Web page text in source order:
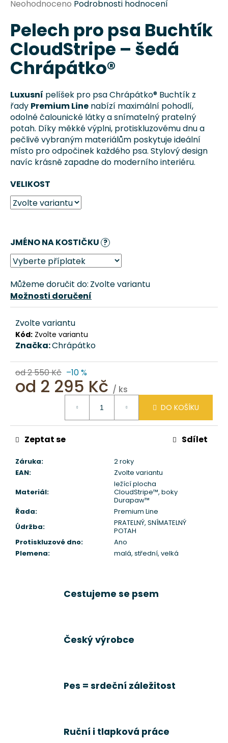
Průměrné
produktu
je
0,0
5
Neohodnoceno Podrobnosti hodnocení
Pelech pro psa Buchtík
CloudStripe – šedá
Chrápátko®
Luxusní pelíšek pro psa Chrápátko® Buchtík z
řady Premium Line nabízí maximální pohodlí,
odolné čalounické látky a snímatelný pratelný
potah. Díky měkké výplni, protiskluzovému dnu a
pečlivě vybraným materiálům poskytuje ideální
místo pro odpočinek každého psa. Stylový design
navíc krásně zapadne do moderního interiéru.
VELIKOST
JMÉNO NA KOSTIČKU ?
Můžeme doručit do: Zvolte variantu
Možnosti doručení
Zvolte variantu
Kód: Zvolte variantu
Značka:Chrápátko
od 2 550 Kč –10 %
od 2 295 Kč / ks
DO KOŠÍKU
Záruka:
2 roky
EAN:
Zvolte variantu
Materiál:
ležící plocha
CloudStripe™, boky
Durapaw™
Řada:
Premium Line
Údržba:
PRATELNÝ, SNÍMATELNÝ
POTAH
Protiskluzové dno:
Ano
Plemena: malá, střední, velká
Zeptat se Sdílet
Cestujeme se psem
Český výrobce
Pes = srdeční záležitost
Ruční i tlapková práce
j
í
t
?
HLEDAT
D
p
o
r
u
j
e
m
e
DOMEČEK
PRO
PSA
ZAŠÍVÁRNA
BÉŽOVÁ
CHRÁPÁTKO®